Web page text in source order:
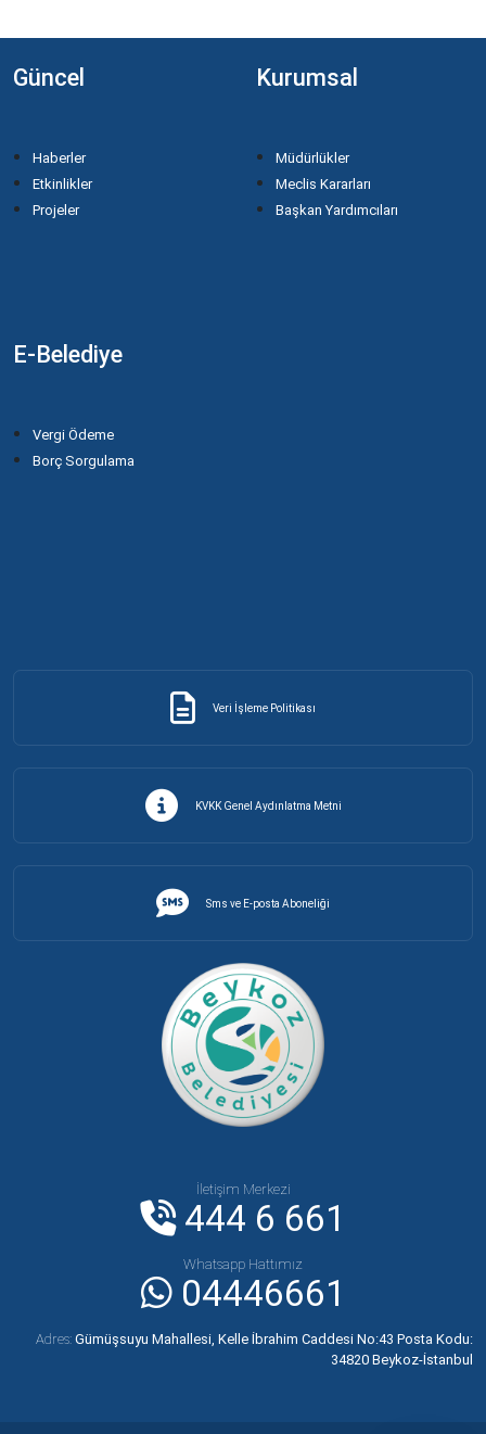
Güncel
Haberler
Etkinlikler
Projeler
Kurumsal
Müdürlükler
Meclis Kararları
Başkan Yardımcıları
E-Belediye
Vergi Ödeme
Borç Sorgulama
Veri İşleme Politikası
KVKK Genel Aydınlatma Metni
Sms ve E-posta Aboneliği
İletişim Merkezi
444 6 661
Whatsapp Hattımız
04446661
Adres: Gümüşsuyu Mahallesi, Kelle İbrahim Caddesi No:43 Posta Kodu:
34820 Beykoz-İstanbul